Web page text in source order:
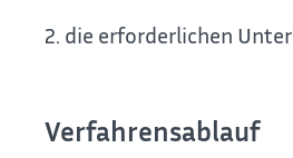
2. die erforderlichen
Verfahrensablauf